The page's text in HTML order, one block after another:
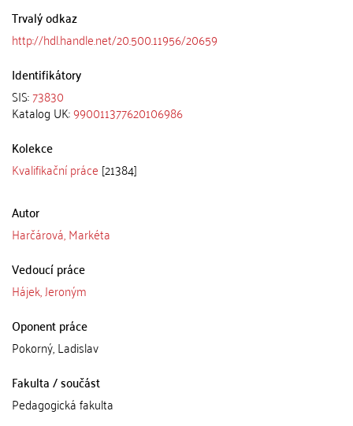
Trvalý odkaz
http://hdl.handle.net/20.500.11956/20659
Identifikátory
SIS:73830
Katalog UK:990011377620106986
Kolekce
Kvalifikační práce [21384]
Autor
Harčárová, Markéta
Vedoucí práce
Hájek, Jeroným
Oponent práce
Pokorný, Ladislav
Fakulta / součást
Pedagogická fakulta